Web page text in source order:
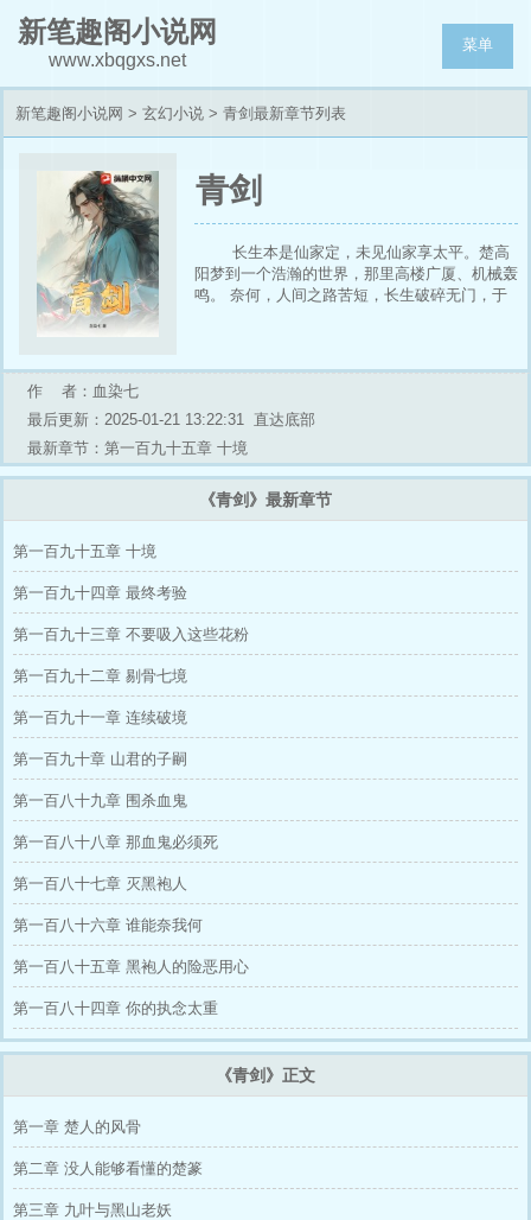
新笔趣阁小说网
www.xbqgxs.net
菜单
新笔趣阁小说网 > 玄幻小说 > 青剑最新章节列表
青剑
长生本是仙家定，未见仙家享太平。楚高
阳梦到一个浩瀚的世界，那里高楼广厦、机械轰
鸣。 奈何，人间之路苦短，长生破碎无门，于
作 者：血染七
最后更新：2025-01-21 13:22:31 直达底部
最新章节：第一百九十五章 十境
《青剑》最新章节
第一百九十五章 十境
第一百九十四章 最终考验
第一百九十三章 不要吸入这些花粉
第一百九十二章 剔骨七境
第一百九十一章 连续破境
第一百九十章 山君的子嗣
第一百八十九章 围杀血鬼
第一百八十八章 那血鬼必须死
第一百八十七章 灭黑袍人
第一百八十六章 谁能奈我何
第一百八十五章 黑袍人的险恶用心
第一百八十四章 你的执念太重
《青剑》正文
第一章 楚人的风骨
第二章 没人能够看懂的楚篆
第三章 九叶与黑山老妖